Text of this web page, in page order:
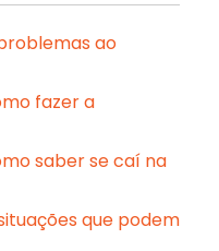
ao
fazer a
saber se caí na
que podem